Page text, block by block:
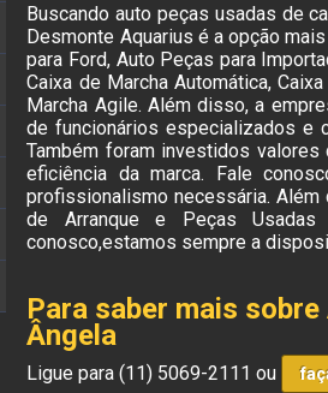
Buscando auto peças usadas de
Desmonte Aquarius é a opção
para Ford, Auto Peças para
Caixa de Marcha Automática,
Marcha Agile. Além disso, a
de funcionários especializados e
Também foram investidos
eficiência da marca. Fale
profissionalismo necessária.
de Arranque e Peças
conosco,estamos sempre a
Para saber mais
Ângela
Ligue para(11) 5069-2111 ou